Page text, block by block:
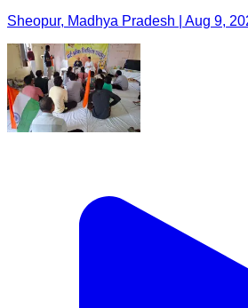
Sheopur, Madhya Pradesh | Aug 9,